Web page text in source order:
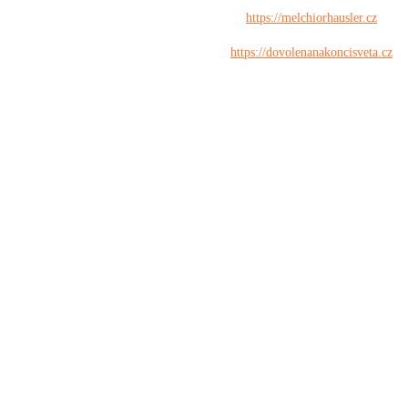
https://melchiorhausler.cz
https://dovolenanakoncisveta.cz